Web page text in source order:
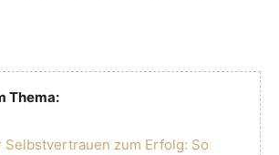
Thema:
Selbstvertrauen zum Erfolg: So